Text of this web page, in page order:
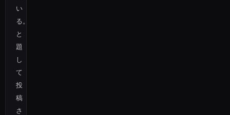
い
る。
と
題
し
て
投
稿
さ